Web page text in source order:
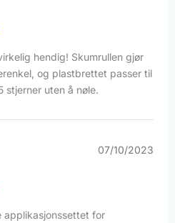
hendig! Skumrullen gjør
og plastbrettet passer til
stjerner uten å nøle.
07/10/2023
applikasjonssettet for